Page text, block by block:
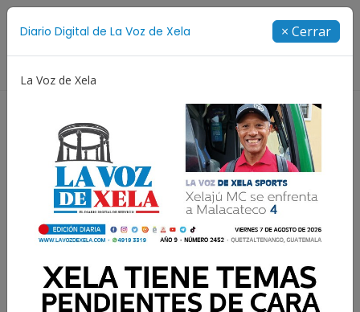
Diario Digital de La Voz de Xela × Cerrar
La Voz de Xela